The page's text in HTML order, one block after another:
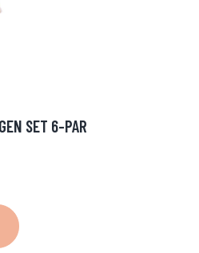
SET 6-PAR